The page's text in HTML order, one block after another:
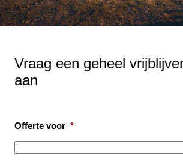
Vraag een geheel
aan
Offerte voor *